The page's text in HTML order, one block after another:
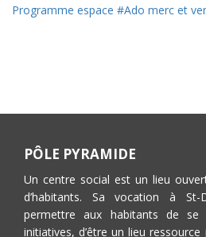
Programme espace #Ado merc et
PÔLE PYRAMIDE
Un centre social est un lieu
d’habitants. Sa vocation à St-
permettre aux habitants de se
initiatives, d’être un lieu